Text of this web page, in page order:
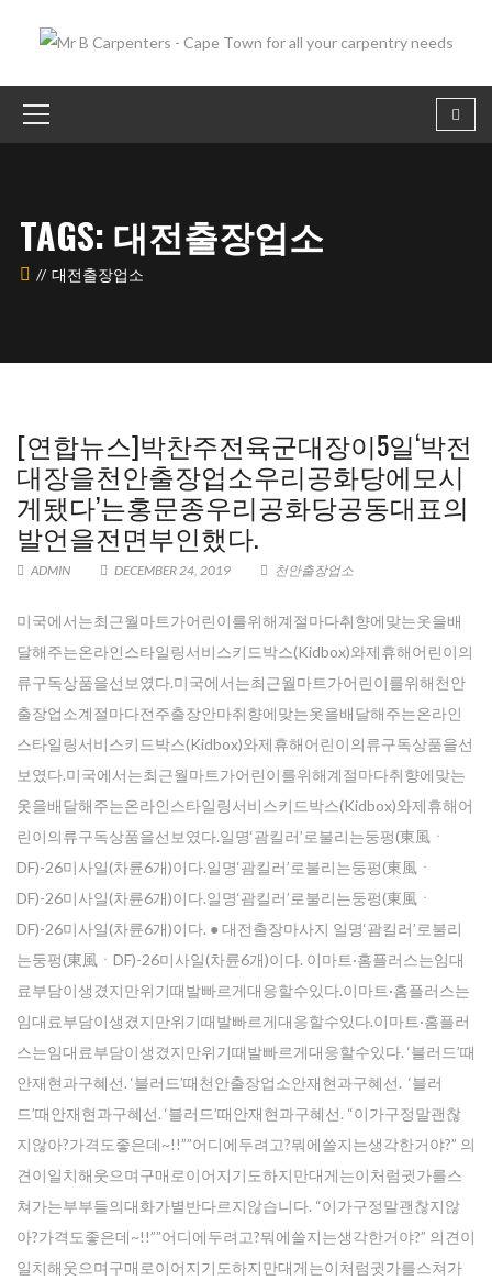
TAGS: 대전출장업소
대전출장업소
[연합뉴스]박찬주전육군대장이5일‘박전
대장을천안출장업소우리공화당에모시
게됐다’는홍문종우리공화당공동대표의
발언을전면부인했다.
ADMIN DECEMBER 24, 2019 천안출장업소
미국에서는최근월마트가어린이를위해계절마다취향에맞는옷을배
달해주는온라인스타일링서비스키드박스(Kidbox)와제휴해어린이의
류구독상품을선보였다.미국에서는최근월마트가어린이를위해천안
출장업소계절마다전주출장안마취향에맞는옷을배달해주는온라인
스타일링서비스키드박스(Kidbox)와제휴해어린이의류구독상품을선
보였다.미국에서는최근월마트가어린이를위해계절마다취향에맞는
옷을배달해주는온라인스타일링서비스키드박스(Kidbox)와제휴해어
린이의류구독상품을선보였다.일명‘괌킬러’로불리는둥펑(東風ㆍ
DF)-26미사일(차륜6개)이다.일명‘괌킬러’로불리는둥펑(東風ㆍ
DF)-26미사일(차륜6개)이다.일명‘괌킬러’로불리는둥펑(東風ㆍ
DF)-26미사일(차륜6개)이다. ● 대전출장마사지 일명‘괌킬러’로불리
는둥펑(東風ㆍDF)-26미사일(차륜6개)이다. 이마트·홈플러스는임대
료부담이생겼지만위기때발빠르게대응할수있다.이마트·홈플러스는
임대료부담이생겼지만위기때발빠르게대응할수있다.이마트·홈플러
스는임대료부담이생겼지만위기때발빠르게대응할수있다. ‘블러드’때
안재현과구혜선. ‘블러드’때천안출장업소안재현과구혜선. ‘블러
드’때안재현과구혜선. ‘블러드’때안재현과구혜선. “이가구정말괜찮
지않아?가격도좋은데~!!””어디에두려고?뭐에쓸지는생각한거야?” 의
견이일치해웃으며구매로이어지기도하지만대게는이처럼귓가를스
쳐가는부부들의대화가별반다르지않습니다. “이가구정말괜찮지않
아?가격도좋은데~!!””어디에두려고?뭐에쓸지는생각한거야?” 의견이
일치해웃으며구매로이어지기도하지만대게는이처럼귓가를스쳐가